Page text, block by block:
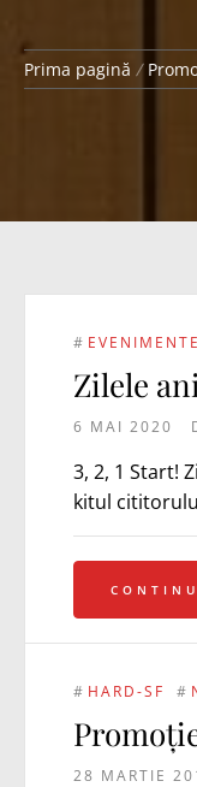
Prima pagină
# EVENIMENTE
Zilele
6 MAI 2020
3, 2, 1 Start!
kitul
# HARD-SF #
28 MARTIE